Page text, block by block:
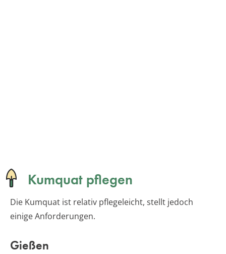
Kumquat pflegen
Die Kumquat ist relativ pflegeleicht, stellt jedoch
einige Anforderungen.
Gießen